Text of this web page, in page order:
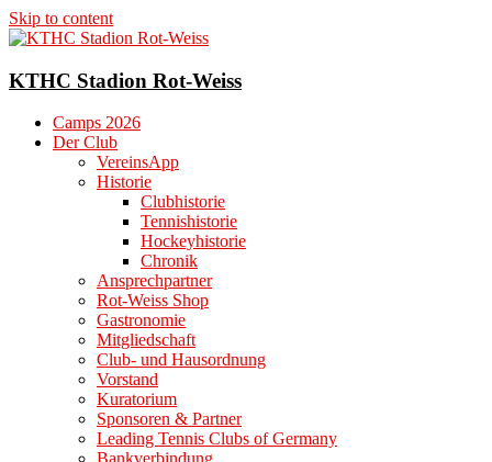
Skip to content
KTHC Stadion Rot-Weiss
Camps 2026
Der Club
VereinsApp
Historie
Clubhistorie
Tennishistorie
Hockeyhistorie
Chronik
Ansprechpartner
Rot-Weiss Shop
Gastronomie
Mitgliedschaft
Club- und Hausordnung
Vorstand
Kuratorium
Sponsoren & Partner
Leading Tennis Clubs of Germany